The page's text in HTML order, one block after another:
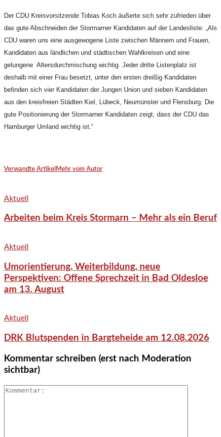
Der CDU Kreisvorsitzende Tobias Koch äußerte sich sehr zufrieden über
das gute Abschneiden der Stormarner Kandidaten auf der Landesliste: „Als
CDU waren uns eine ausgewogene Liste zwischen Männern und Frauen,
Kandidaten aus ländlichen und städtischen Wahlkreisen und eine
gelungene Altersdurchmischung wichtig. Jeder dritte Listenplatz ist
deshalb mit einer Frau besetzt, unter den ersten dreißig Kandidaten
befinden sich vier Kandidaten der Jungen Union und sieben Kandidaten
aus den kreisfreien Städten Kiel, Lübeck, Neumünster und Flensburg. Die
gute Positionierung der Stormarner Kandidaten zeigt, dass der CDU das
Hamburger Umland wichtig ist.“
Verwandte Artikel Mehr vom Autor
Aktuell
Arbeiten beim Kreis Stormarn – Mehr als ein Beruf
Aktuell
Umorientierung, Weiterbildung, neue
Perspektiven: Offene Sprechzeit in Bad Oldesloe
am 13. August
Aktuell
DRK Blutspenden in Bargteheide am 12.08.2026
Kommentar schreiben (erst nach Moderation
sichtbar)